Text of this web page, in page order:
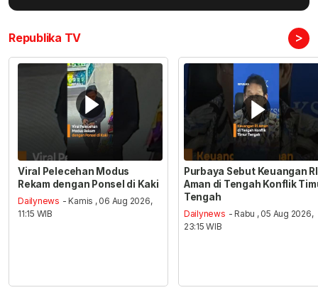
Republika TV >
Viral Pelecehan Modus
Rekam dengan Ponsel di Kaki
Dailynews - Kamis , 06 Aug 2026,
11:15 WIB
Purbaya Sebut Keuangan RI
Aman di Tengah Konflik
Tengah
Dailynews - Rabu , 05 Aug 2026,
23:15 WIB